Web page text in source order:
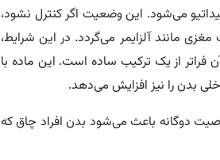
می‌شود. این وضعیت اگر کنترل نشود،
۲، سرطان، پیری زودرس، ناباروری و مشکلات مغزی مانند آلزایمر می‌گردد. در این شرایط،
فراتر از یک ترکیب ساده است. این ماده با
دوگانه باعث می‌شود بدن افراد چاق که